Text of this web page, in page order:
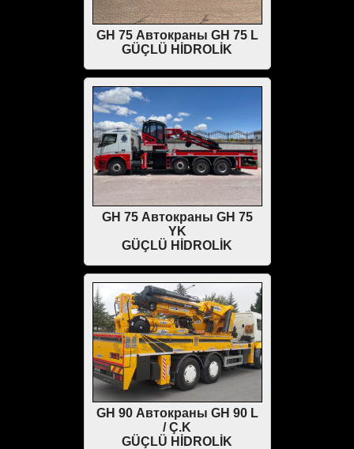
GH 75 Автокраны GH 75 L
GÜÇLÜ HİDROLİK
GH 75 Автокраны GH 75
YK
GÜÇLÜ HİDROLİK
GH 90 Автокраны GH 90 L
/ Ç.K
GÜÇLÜ HİDROLİK